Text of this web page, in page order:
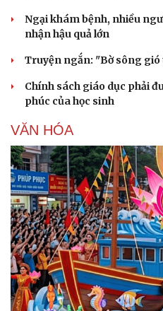
Ngại khám bệnh, nhiều
nhận hậu quả lớn
Truyện ngắn: "Bờ sông gió
Chính sách giáo dục phải
phúc của học sinh
VĂN HÓA